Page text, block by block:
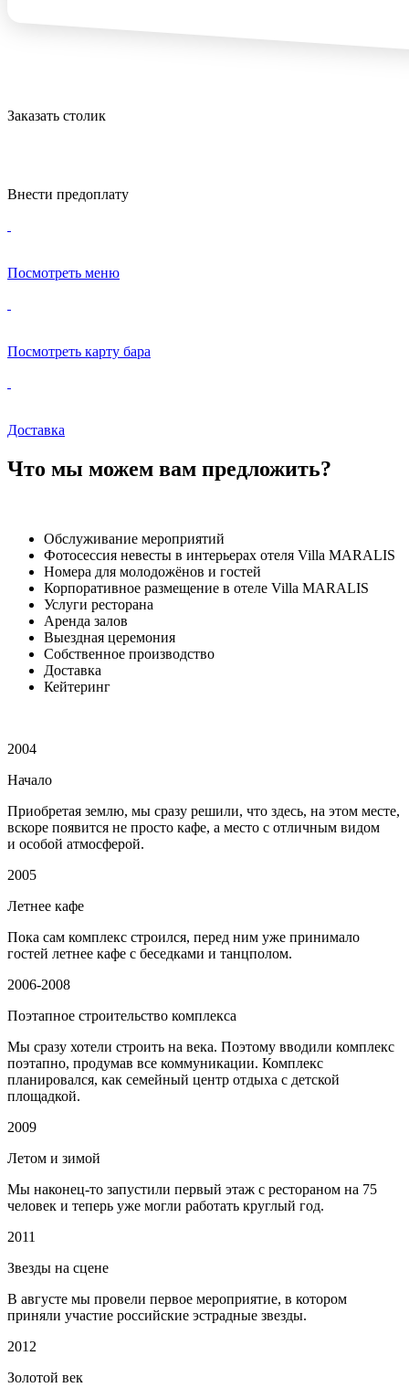
Заказать столик
Внести предоплату
Посмотреть меню
Посмотреть карту бара
Доставка
Что мы можем вам предложить?
Обслуживание мероприятий
Фотосессия невесты в интерьерах отеля Villa MARALIS
Номера для молодожёнов и гостей
Корпоративное размещение в отеле Villa MARALIS
Услуги ресторана
Аренда залов
Выездная церемония
Собственное производство
Доставка
Кейтеринг
2004
Начало
Приобретая землю, мы сразу решили, что здесь, на этом месте,
вскоре появится не просто кафе, а место с отличным видом
и особой атмосферой.
2005
Летнее кафе
Пока сам комплекс строился, перед ним уже принимало
гостей летнее кафе с беседками и танцполом.
2006-2008
Поэтапное строительство комплекса
Мы сразу хотели строить на века. Поэтому вводили комплекс
поэтапно, продумав все коммуникации. Комплекс
планировался, как семейный центр отдыха с детской
площадкой.
2009
Летом и зимой
Мы наконец-то запустили первый этаж с рестораном на 75
человек и теперь уже могли работать круглый год.
2011
Звезды на сцене
В августе мы провели первое мероприятие, в котором
приняли участие российские эстрадные звезды.
2012
Золотой век